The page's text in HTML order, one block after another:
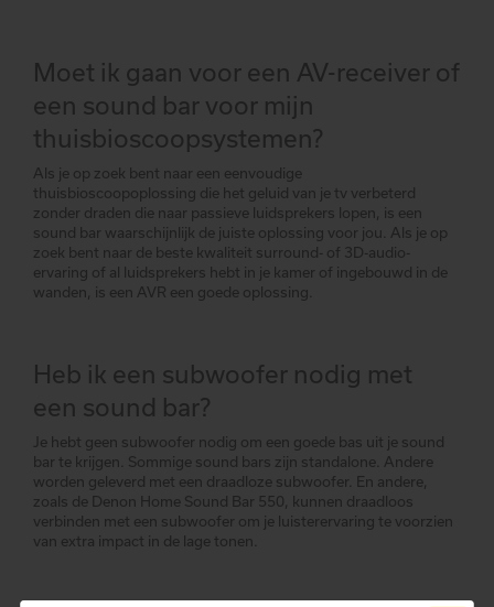
Moet ik gaan voor een AV-receiver of
een sound bar voor mijn
thuisbioscoopsystemen?
Als je op zoek bent naar een eenvoudige
thuisbioscoopoplossing die het geluid van je tv verbeterd
zonder draden die naar passieve luidsprekers lopen, is een
sound bar waarschijnlijk de juiste oplossing voor jou. Als je op
zoek bent naar de beste kwaliteit surround- of 3D-audio-
ervaring of al luidsprekers hebt in je kamer of ingebouwd in de
wanden, is een AVR een goede oplossing.
Heb ik een subwoofer nodig met
een sound bar?
Je hebt geen subwoofer nodig om een goede bas uit je sound
bar te krijgen. Sommige sound bars zijn standalone. Andere
worden geleverd met een draadloze subwoofer. En andere,
zoals de Denon Home Sound Bar 550, kunnen draadloos
verbinden met een subwoofer om je luisterervaring te voorzien
van extra impact in de lage tonen.